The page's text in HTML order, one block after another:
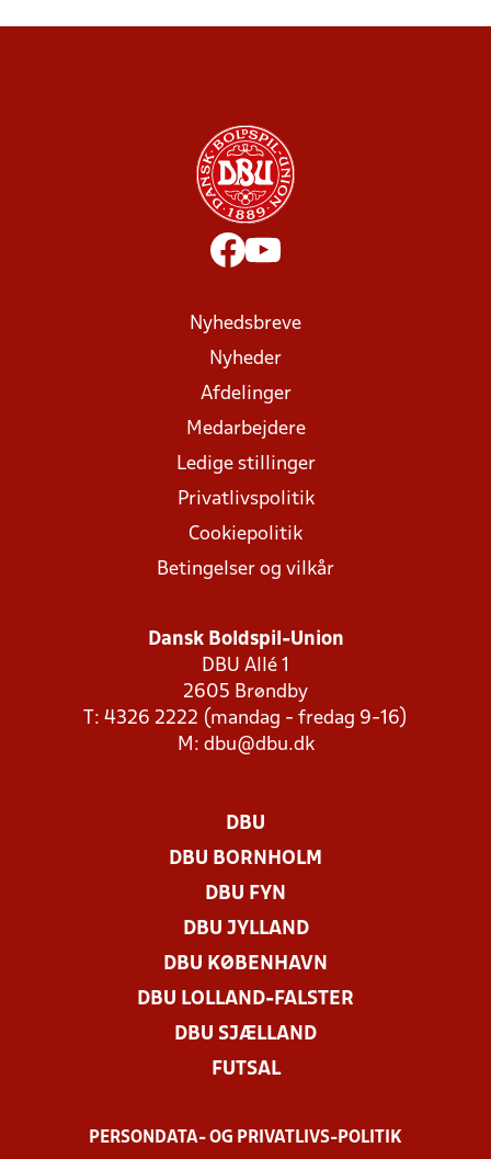
Nyhedsbreve
Nyheder
Afdelinger
Medarbejdere
Ledige stillinger
Privatlivspolitik
Cookiepolitik
Betingelser og vilkår
Dansk Boldspil-Union
DBU Allé 1
2605 Brøndby
T: 4326 2222 (mandag - fredag 9-16)
M: dbu@dbu.dk
DBU
DBU BORNHOLM
DBU FYN
DBU JYLLAND
DBU KØBENHAVN
DBU LOLLAND-FALSTER
DBU SJÆLLAND
FUTSAL
PERSONDATA- OG PRIVATLIVS-POLITIK